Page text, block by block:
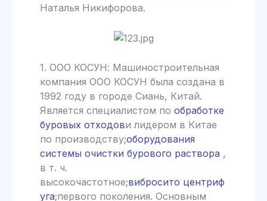
Наталья Никифорова.
1. ООО КОСУН: Машиностроительная
компания ООО КОСУН была создана в
1992 году в городе Сиань, Китай.
Является специалистом по обработке
буровых отходови лидером в Китае
по производству;оборудования
системы очистки бурового раствора ,
в т. ч.
высокочастотное;вибросито центриф
уга;первого поколения. Основным